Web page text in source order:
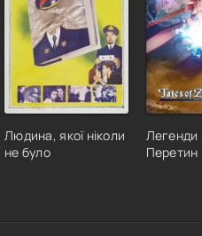
Людина, якої ніколи
не було
Легенди
Перетин